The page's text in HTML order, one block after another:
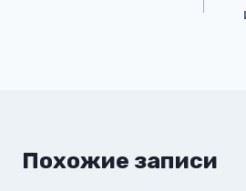
Похожие записи